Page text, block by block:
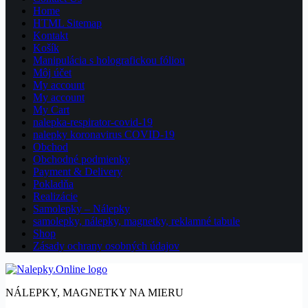
Home
HTML Sitemap
Kontakt
Košík
Manipulácia s holografickou fóliou
Môj účet
My account
My account
My Cart
nalepka-respirator-covid-19
nalepky koronavirus COVID-19
Obchod
Obchodné podmienky
Payment & Delivery
Pokladňa
Realizácie
Samolepky – Nálepky
samolepky, nálepky, magnetky, reklamné tabule
Shop
Zásady ochrany osobných údajov
NÁLEPKY, MAGNETKY NA MIERU